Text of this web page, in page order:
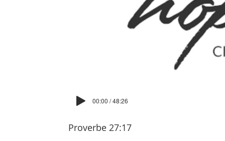
00:00 / 48:26
Proverbe 27:17